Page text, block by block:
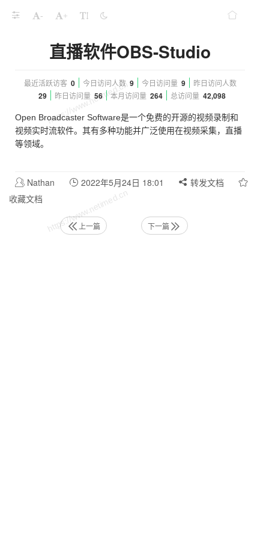
- +
直播软件OBS-Studio
最近活跃访客 0 今日访问人数 9 今日访问量 9 昨日访问人数
29 昨日访问量 56 本月访问量 264 总访问量 42,098
Open Broadcaster Software是一个免费的开源的视频录制和
视频实时流软件。其有多种功能并广泛使用在视频采集，直播
等领域。
Nathan 2022年5月24日 18:01
转发文档
收藏文档
上一篇 下一篇